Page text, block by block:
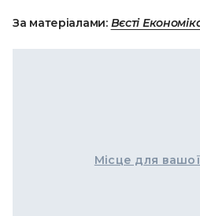
За матеріалами: Вєсті
Місце для